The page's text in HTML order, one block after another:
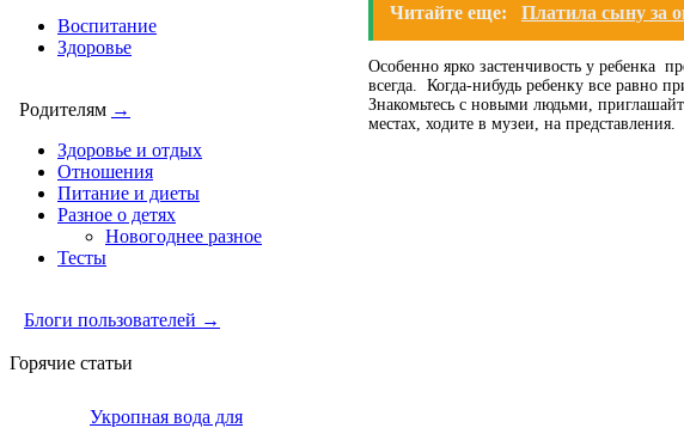
Воспитание
Здоровье
Родителям →
Здоровье и отдых
Отношения
Питание и диеты
Разное о детях
Новогоднее разное
Тесты
Блоги пользователей →
Горячие статьи
Укропная вода для
Читайте еще: Платила сыну за
Особенно ярко застенчивость у ребенка
всегда. Когда-нибудь ребенку все равно
Знакомьтесь с новыми людьми,
местах, ходите в музеи, на представления.